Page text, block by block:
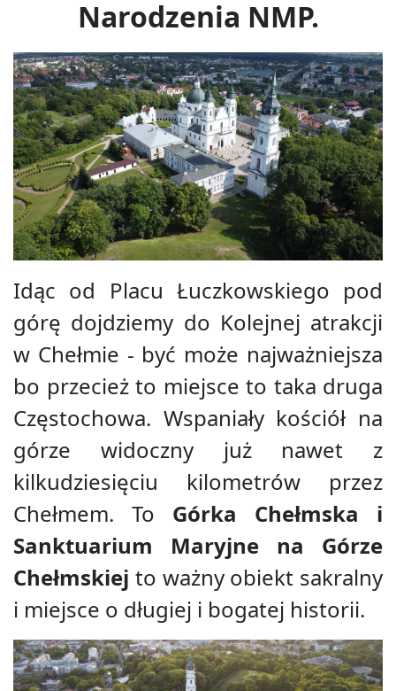
Narodzenia NMP.
Idąc od Placu Łuczkowskiego pod
górę dojdziemy do Kolejnej atrakcji
w Chełmie - być może najważniejsza
bo przecież to miejsce to taka druga
Częstochowa. Wspaniały kościół na
górze widoczny już nawet z
kilkudziesięciu kilometrów przez
Chełmem. To Górka Chełmska i
Sanktuarium Maryjne na Górze
Chełmskiej to ważny obiekt sakralny
i miejsce o długiej i bogatej historii.